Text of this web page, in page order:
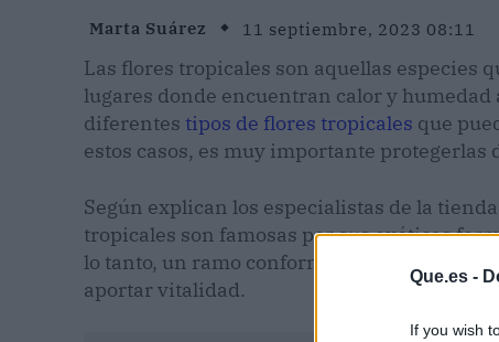
Que.es -
If you wish
Marta Suárez 11 septiembre, 2023 08:11
Las flores tropicales son aquellas especies
lugares donde encuentran calor y humedad
diferentes tipos de flores tropicales que
estos casos, es muy importante protegerlas
Según explican los especialistas de la tienda
tropicales son famosas por sus exóticas
lo tanto, un ramo conformado por distintas
aportar vitalidad.